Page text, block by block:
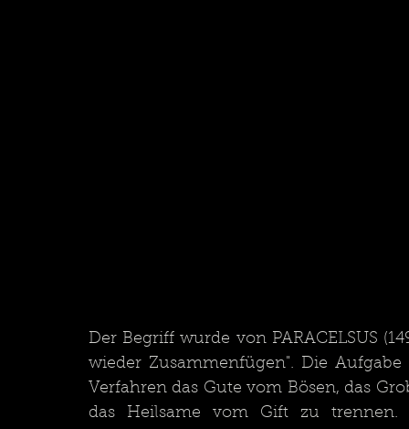
Der Begriff wurde von PARACELSUS
wieder Zusammenfügen". Die
Verfahren das Gute vom Bösen, das
das Heilsame vom Gift zu trennen.